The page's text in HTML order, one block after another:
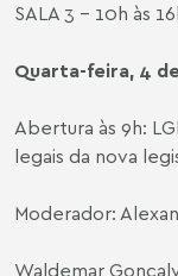
SALA 3 – 10h às
Quarta-feira, 4
Abertura às 9h:
legais da nova
Moderador:
Waldemar